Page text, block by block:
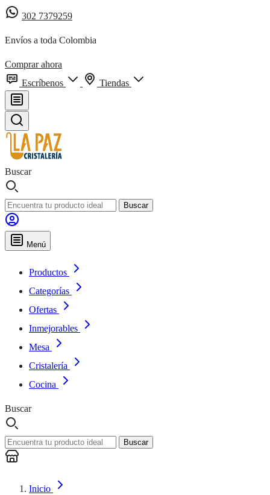
302 7379259
Envíos a toda Colombia
Comprar ahora
Escríbenos
Tiendas
Buscar
Buscar
Menú
Productos
Categorías
Ofertas
Inmejorables
Mesa
Cristalería
Cocina
Buscar
Buscar
Inicio